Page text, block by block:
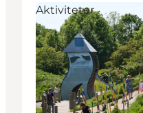
Aktiviteter